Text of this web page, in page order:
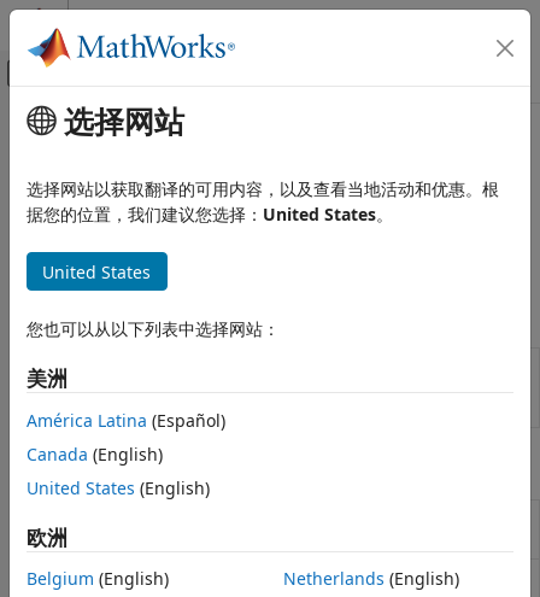
跳到内容
画布外导航菜单切换
文档主页
Financial Toolbox
均值-绝对偏差投资组合优化
创建投资组合
资产收益和方案
验证投资组合
估计有效投资组合和边界
后处理结果
主要内容
验证投资组合
识别投资组合设定的错误
的错误。
对象
PortfolioMAD
absolute deviation portfolio optimization
函数
estimateBounds
Estimate global lower and upper
选择网站
选择网站以获取翻译的可用内容，以及查看当地活动和优惠。根
据您的位置，我们建议您选择： United States。
United States
您也可以从以下列表中选择网站：
美洲
América Latina (Español)
Canada (English)
United States (English)
欧洲
Belgium (English)
Netherlands (English)